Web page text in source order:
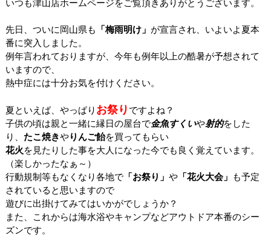
いつも津山店ホームページをご覧頂きありがとうございます。
先日、ついに岡山県も 「梅雨明け」 が宣言され、いよいよ夏本
番に突入しました。
例年言われておりますが、今年も例年以上の酷暑が予想されて
いますので、
熱中症には十分お気を付けください。
夏といえば、やっぱり お祭り ですよね？
子供の頃は親と一緒に縁日の屋台で金魚すくいや射的をした
り、 たこ焼きやりんご飴を買ってもらい
花火を見たりした事を大人になった今でも良く覚えています。
（楽しかったなぁ～）
行動規制等もなくなり各地で「お祭り」 や「花火大会」 も予定
されていると思いますので
遊びに出掛けてみてはいかがでしょうか？
また、これからは海水浴やキャンプなどアウトドア本番のシー
ズンです。